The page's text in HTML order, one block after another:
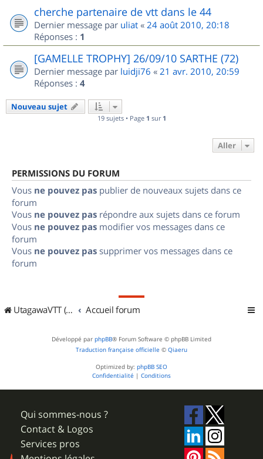
cherche partenaire de vtt dans le 44
Dernier message par uliat « 24 août 2010, 20:18
Réponses : 1
[GAMELLE TROPHY] 26/09/10 SARTHE (72)
Dernier message par luidji76 « 21 avr. 2010, 20:59
Réponses : 4
Nouveau sujet
19 sujets • Page 1 sur 1
Aller
PERMISSIONS DU FORUM
Vous ne pouvez pas publier de nouveaux sujets dans ce
forum
Vous ne pouvez pas répondre aux sujets dans ce forum
Vous ne pouvez pas modifier vos messages dans ce
forum
Vous ne pouvez pas supprimer vos messages dans ce
forum
UtagawaVTT (Randos VTT et VTTAE avec traces GPS) Accueil forum
Développé par phpBB® Forum Software © phpBB Limited
Traduction française officielle © Qiaeru
Optimized by: phpBB SEO
Confidentialité | Conditions
Qui sommes-nous ?
Contact & Logos
Services pros